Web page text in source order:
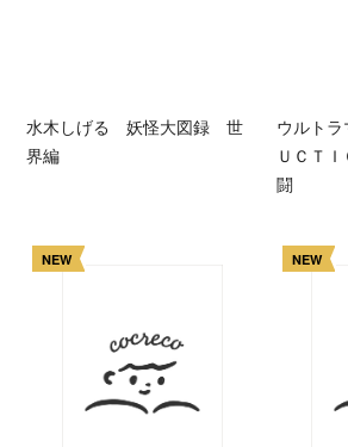
水木しげる 妖怪大図録 世
界編
ウルト
ＵＣＴ
闘
NEW NEW